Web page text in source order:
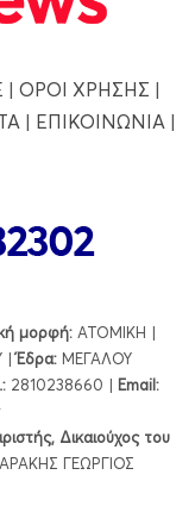
| ΟΡΟΙ ΧΡΗΣΗΣ |
| ΕΠΙΚΟΙΝΩΝΙΑ|
μορφή: ΑΤΟΜΙΚΗ |
|Έδρα: ΜΕΓΑΛΟΥ
2810238660 | Εmail:
Δικαιούχος του
ΓΕΩΡΓΙΟΣ